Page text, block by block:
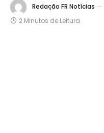
Redação FR Notícias
2 Minutos de Leitura